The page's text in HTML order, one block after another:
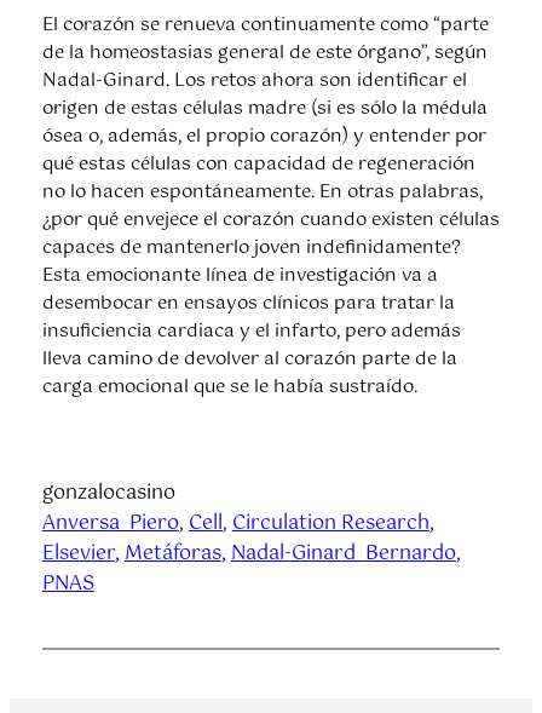
El corazón se renueva continuamente como “parte
de la homeostasias general de este órgano”, según
Nadal-Ginard. Los retos ahora son identificar el
origen de estas células madre (si es sólo la médula
ósea o, además, el propio corazón) y entender por
qué estas células con capacidad de regeneración
no lo hacen espontáneamente. En otras palabras,
¿por qué envejece el corazón cuando existen células
capaces de mantenerlo joven indefinidamente?
Esta emocionante línea de investigación va a
desembocar en ensayos clínicos para tratar la
insuficiencia cardiaca y el infarto, pero además
lleva camino de devolver al corazón parte de la
carga emocional que se le había sustraído.
gonzalocasino
Anversa_Piero, Cell, Circulation Research
Elsevier, Metáforas, Nadal-Ginard_Bernardo
PNAS